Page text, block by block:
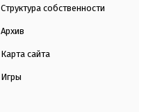
Структура собственности
Архив
Карта сайта
Игры